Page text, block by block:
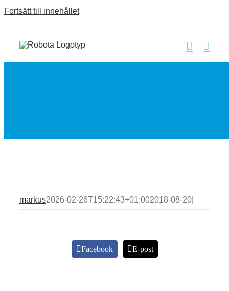
Fortsätt till innehållet
markus2026-02-26T15:22:43+01:002018-08-20
Facebook E-post